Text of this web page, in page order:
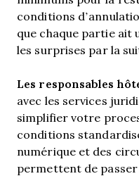
conditions
que chaque partie ait
les surprises par la
Les responsables
avec les services
simplifier votre
conditions
numérique et des
permettent de